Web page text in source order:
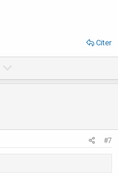
Citer
o
#7